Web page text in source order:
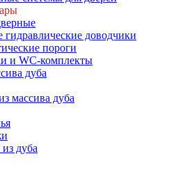
гидравлические доводчики
пороги
и WC-комплекты
дуба
массива дуба
дуба